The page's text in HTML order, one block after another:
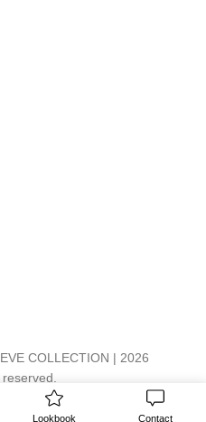
Lookbook Contact
COLLECTION | 2026